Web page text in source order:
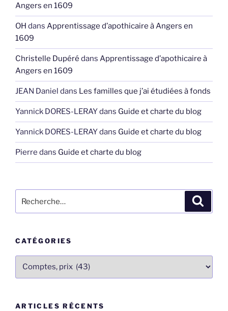
Angers en 1609
OH dans Apprentissage d’apothicaire à Angers en
1609
Christelle Dupéré dans Apprentissage d’apothicaire à
Angers en 1609
JEAN Daniel dans Les familles que j’ai étudiées à fonds
Yannick DORES-LERAYdans Guide et charte du blog
Yannick DORES-LERAYdans Guide et charte du blog
Pierre dans Guide et charte du blog
pour
CATÉGORIES
Catégories
ARTICLES RÉCENTS